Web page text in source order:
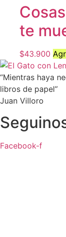
te
$43.900
“Mientras haya
libros de papel”
Juan Villoro
Facebook-f